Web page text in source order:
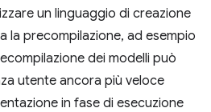
un linguaggio di creazione
la precompilazione, ad esempio
dei modelli può
utente ancora più veloce
in fase di esecuzione